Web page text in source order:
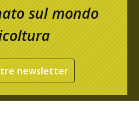
sul mondo
newsletter